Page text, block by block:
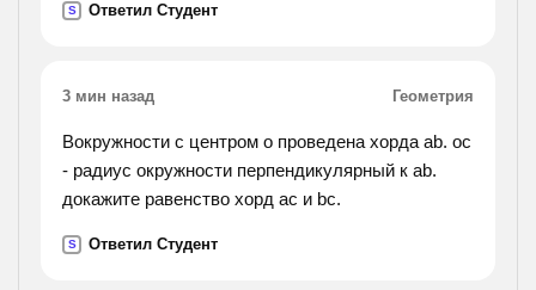
S Ответил Студент
3 мин назад Геометрия
Вокружности с центром o проведена хорда ab. oc
- радиус окружности перпендикулярный к ab.
докажите равенство хорд ac и bc.
S Ответил Студент